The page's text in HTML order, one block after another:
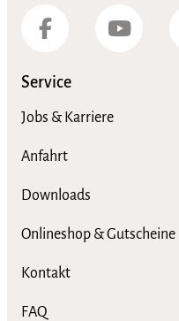
Service
Jobs & Karriere
Anfahrt
Downloads
Onlineshop & Gutscheine
Kontakt
FAQ